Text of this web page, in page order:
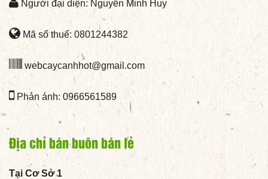
Người đại diện: Nguyễn Minh Huy
Mã số thuế: 0801244382
webcaycanhhot@gmail.com
Phản ánh: 0966561589
Địa chỉ bán buôn bán lẻ
Tại Cơ Sở 1